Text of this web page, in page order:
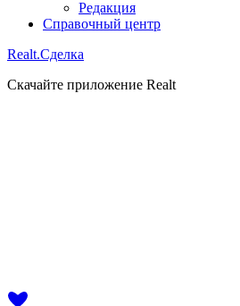
Редакция
Справочный центр
Realt.Сделка
Скачайте приложение Realt